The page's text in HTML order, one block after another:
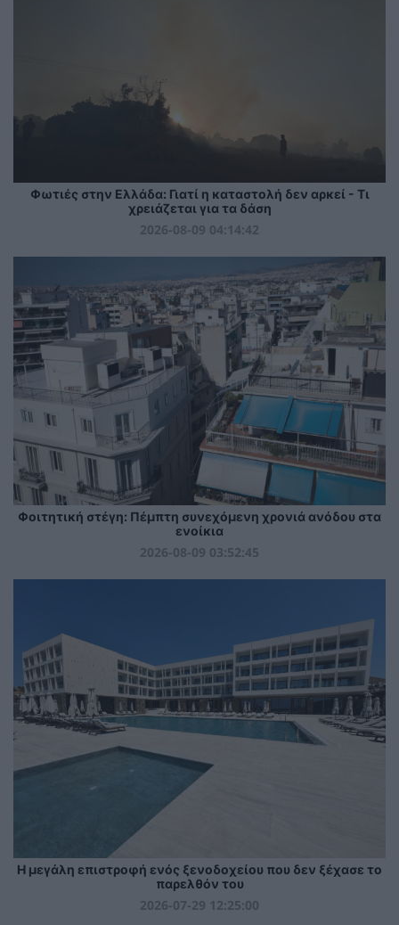
Φωτιές στην Ελλάδα: Γιατί η καταστολή δεν αρκεί - Τι
χρειάζεται για τα δάση
2026-08-09 04:14:42
Φοιτητική στέγη: Πέμπτη συνεχόμενη χρονιά ανόδου στα
ενοίκια
2026-08-09 03:52:45
Η μεγάλη επιστροφή ενός ξενοδοχείου που δεν ξέχασε το
παρελθόν του
2026-07-29 12:25:00